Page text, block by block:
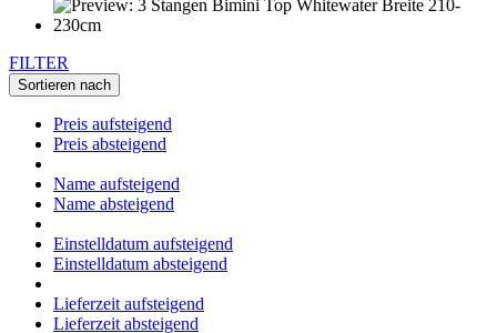
FILTER
Sortieren nach
Preis aufsteigend
Preis absteigend
Name aufsteigend
Name absteigend
Einstelldatum aufsteigend
Einstelldatum absteigend
Lieferzeit aufsteigend
Lieferzeit absteigend